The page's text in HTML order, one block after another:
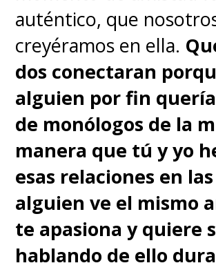
auténtico, que
creyéramos en ella.
dos conectaran
alguien por fin
de monólogos de la
manera que tú y yo
esas relaciones en
alguien ve el mismo
te apasiona y quiere
hablando de ello